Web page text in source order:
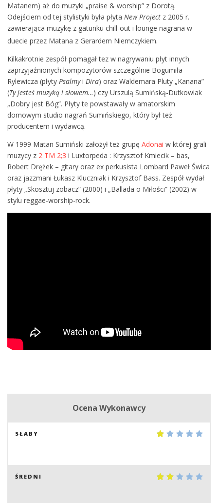
Matanem) aż do muzyki „praise & worship” z Dorotą.
Odejściem od tej stylistyki była płyta New Project z 2005 r.
zawierająca muzykę z gatunku chill-out i lounge nagrana w
duecie przez Matana z Gerardem Niemczykiem.
Kilkakrotnie zespół pomagał tez w nagrywaniu płyt innych
zaprzyjaźnionych kompozytorów szczególnie Bogumiła
Rylewicza (płyty Psalmyi Dira) oraz Waldemara Pluty „Kanana”
(Ty jesteś muzyką i słowem…) czy Urszulą Sumińską-Dutkowiak
„Dobry jest Bóg”. Płyty te powstawały w amatorskim
domowym studio nagrań Sumińskiego, który był też
producentem i wydawcą.
W 1999 Matan Sumiński założył też grupę Adonai w której grali
muzycy z 2 TM 2;3 i Luxtorpeda : Krzysztof Kmiecik – bas,
Robert Drężek – gitary oraz ex perkusista Lombard Paweł Świca
oraz jazzmani Łukasz Kluczniak i Krzysztof Bass. Zespół wydał
płyty „Skosztuj zobacz” (2000) i „Ballada o Miłości” (2002) w
stylu reggae-worship-rock.
Ocena Wykonawcy
SŁABY
ŚREDNI